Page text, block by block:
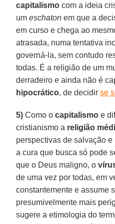
capitalismo com a ideia
umeschaton em que a
em curso e chega ao
atrasada, numa tentativa
governá-la, sem contudo
todas. É a religião de um
derradeiro e ainda não é
hipocrático, de decidirse
5) Como ocapitalismo e
cristianismo a religião
perspectivas de salvação
a cura que busca só pode
que o Deus maligno, o
de uma vez por todas, em
constantemente e assume
presumivelmente mais
sugere a etimologia do